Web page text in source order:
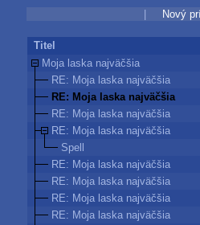
Nový
Titel
Moja laska najväčšia
RE: Moja laska najväčšia
RE: Moja laska najväčšia
RE: Moja laska najväčšia
RE: Moja laska najväčšia
Spell
RE: Moja laska najväčšia
RE: Moja laska najväčšia
RE: Moja laska najväčšia
RE: Moja laska najväčšia